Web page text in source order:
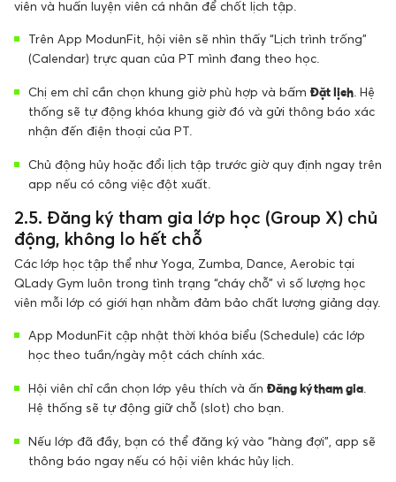
viên và huấn luyện viên cá nhân để chốt lịch tập.
Trên App ModunFit, hội viên sẽ nhìn thấy “Lịch trình trống”
(Calendar) trực quan của PT mình đang theo học.
Chị em chỉ cần chọn khung giờ phù hợp và bấm Đặt lịch . Hệ
thống sẽ tự động khóa khung giờ đó và gửi thông báo xác
nhận đến điện thoại của PT.
Chủ động hủy hoặc đổi lịch tập trước giờ quy định ngay trên
app nếu có công việc đột xuất.
2.5. Đăng ký tham gia lớp học (Group X) chủ
động, không lo hết chỗ
Các lớp học tập thể như Yoga, Zumba, Dance, Aerobic tại
QLady Gym luôn trong tình trạng “cháy chỗ” vì số lượng học
viên mỗi lớp có giới hạn nhằm đảm bảo chất lượng giảng dạy.
App ModunFit cập nhật thời khóa biểu (Schedule) các lớp
học theo tuần/ngày một cách chính xác.
Hội viên chỉ cần chọn lớp yêu thích và ấn Đăng ký tham gia
Hệ thống sẽ tự động giữ chỗ (slot) cho bạn.
Nếu lớp đã đầy, bạn có thể đăng ký vào “hàng đợi”, app sẽ
thông báo ngay nếu có hội viên khác hủy lịch.